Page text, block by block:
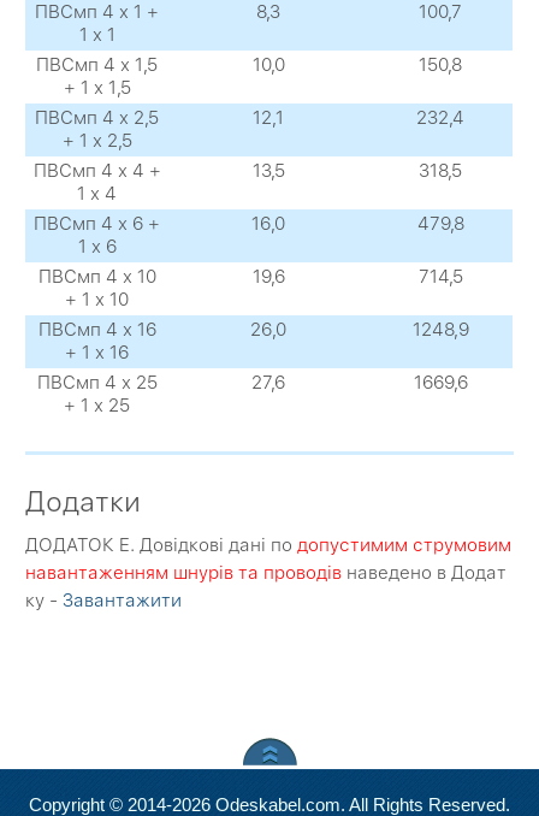
ПВСмп 4 х 1 +
1 х 1
8,3 100,7
ПВСмп 4 х 1,5
+ 1 х 1,5
10,0 150,8
ПВСмп 4 х 2,5
+ 1 х 2,5
12,1 232,4
ПВСмп 4 х 4 +
1 х 4
13,5 318,5
ПВСмп 4 х 6 +
1 х 6
16,0 479,8
ПВСмп 4 х 10
+ 1 х 10
19,6 714,5
ПВСмп 4 х 16
+ 1 х 16
26,0 1248,9
ПВСмп 4 х 25
+ 1 х 25
27,6 1669,6
Додатки
ДОДАТОК E. Довідкові дані подопустимим струмовим
навантаженням шнурів та проводів наведено в Додат
ку -Завантажити
Copyright © 2014-2026 Odeskabel.com. All Rights Reserved.